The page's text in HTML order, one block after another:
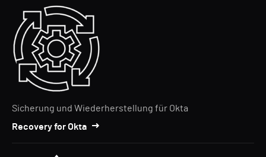
Sicherung und Wiederherstellung für Okta
Recovery for Okta